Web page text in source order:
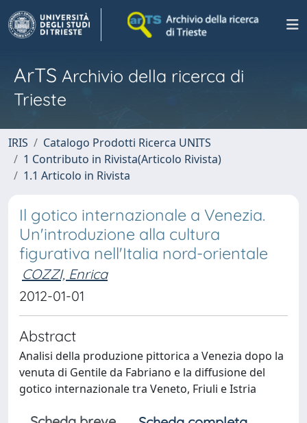
ArTS Archivio della ricerca di
Trieste
IRIS
Catalogo Prodotti Ricerca UNITS
1 Contributo in Rivista(Articolo Rivista)
1.1 Articolo in Rivista
Il gotico internazionale a Venezia.
Un'introduzione alla cultura
figurativa nell'Italia nord-orientale
COZZI, Enrica
2012-01-01
Abstract
Analisi della produzione pittorica a Venezia dopo la
venuta di Gentile da Fabriano e la diffusione del
gotico internazionale tra Veneto, Friuli e Istria